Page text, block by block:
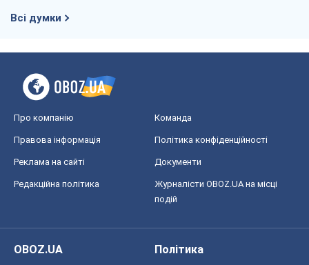
Всі думки
Про компанію Команда
Правова інформація Політика конфіденційності
Реклама на сайті Документи
Редакційна політика
Журналісти OBOZ.UA на місці
подій
OBOZ.UA
Політика